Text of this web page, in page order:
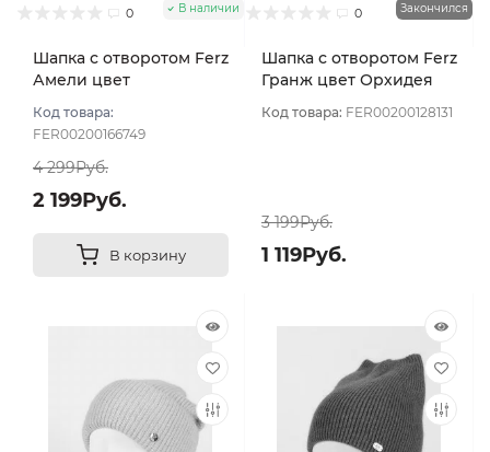
0 В наличии
Шапка с отворотом Ferz
Амели цвет
Код товара:
FER00200166749
4 299Руб.
2 199Руб.
В корзину
0 Закончился
Шапка с отворотом Ferz
Гранж цвет Орхидея
Код товара: FER00200128131
3 199Руб.
1 119Руб.